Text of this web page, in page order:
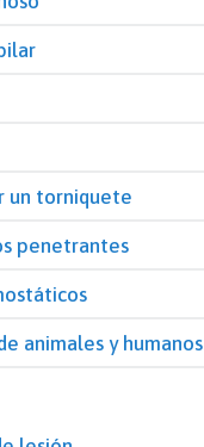
un torniquete
penetrantes
animales y humanos